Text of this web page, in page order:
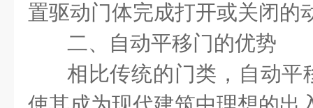
置驱动门体完成打开或关闭的
二、自动平移门的优势
相比传统的门类，自动平